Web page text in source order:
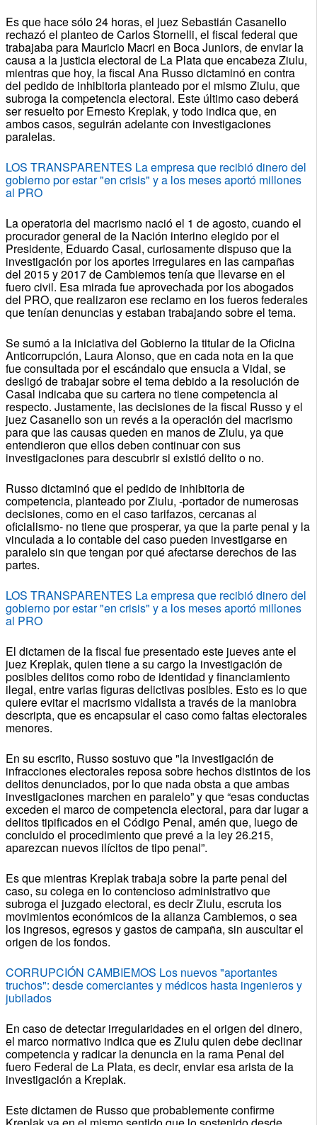
Es que hace sólo 24 horas, el juez Sebastián Casanello
rechazó el planteo de Carlos Stornelli, el fiscal federal que
trabajaba para Mauricio Macri en Boca Juniors, de enviar la
causa a la justicia electoral de La Plata que encabeza Ziulu,
mientras que hoy, la fiscal Ana Russo dictaminó en contra
del pedido de inhibitoria planteado por el mismo Ziulu, que
subroga la competencia electoral. Este último caso deberá
ser resuelto por Ernesto Kreplak, y todo indica que, en
ambos casos, seguirán adelante con investigaciones
paralelas.
LOS TRANSPARENTES La empresa que recibió dinero del
gobierno por estar "en crisis" y a los meses aportó millones
al PRO
La operatoria del macrismo nació el 1 de agosto, cuando el
procurador general de la Nación interino elegido por el
Presidente, Eduardo Casal, curiosamente dispuso que la
investigación por los aportes irregulares en las campañas
del 2015 y 2017 de Cambiemos tenía que llevarse en el
fuero civil. Esa mirada fue aprovechada por los abogados
del PRO, que realizaron ese reclamo en los fueros federales
que tenían denuncias y estaban trabajando sobre el tema.
Se sumó a la iniciativa del Gobierno la titular de la Oficina
Anticorrupción, Laura Alonso, que en cada nota en la que
fue consultada por el escándalo que ensucia a Vidal, se
desligó de trabajar sobre el tema debido a la resolución de
Casal indicaba que su cartera no tiene competencia al
respecto. Justamente, las decisiones de la fiscal Russo y el
juez Casanello son un revés a la operación del macrismo
para que las causas queden en manos de Ziulu, ya que
entendieron que ellos deben continuar con sus
investigaciones para descubrir si existió delito o no.
Russo dictaminó que el pedido de inhibitoria de
competencia, planteado por Ziulu, -portador de numerosas
decisiones, como en el caso tarifazos, cercanas al
oficialismo- no tiene que prosperar, ya que la parte penal y la
vinculada a lo contable del caso pueden investigarse en
paralelo sin que tengan por qué afectarse derechos de las
partes.
LOS TRANSPARENTES La empresa que recibió dinero del
gobierno por estar "en crisis" y a los meses aportó millones
al PRO
El dictamen de la fiscal fue presentado este jueves ante el
juez Kreplak, quien tiene a su cargo la investigación de
posibles delitos como robo de identidad y financiamiento
ilegal, entre varias figuras delictivas posibles. Esto es lo que
quiere evitar el macrismo vidalista a través de la maniobra
descripta, que es encapsular el caso como faltas electorales
menores.
En su escrito, Russo sostuvo que "la investigación de
infracciones electorales reposa sobre hechos distintos de los
delitos denunciados, por lo que nada obsta a que ambas
investigaciones marchen en paralelo” y que “esas conductas
exceden el marco de competencia electoral, para dar lugar a
delitos tipificados en el Código Penal, amén que, luego de
concluido el procedimiento que prevé a la ley 26.215,
aparezcan nuevos ilícitos de tipo penal”.
Es que mientras Kreplak trabaja sobre la parte penal del
caso, su colega en lo contencioso administrativo que
subroga el juzgado electoral, es decir Ziulu, escruta los
movimientos económicos de la alianza Cambiemos, o sea
los ingresos, egresos y gastos de campaña, sin auscultar el
origen de los fondos.
CORRUPCIÓN CAMBIEMOS Los nuevos "aportantes
truchos": desde comerciantes y médicos hasta ingenieros y
jubilados
En caso de detectar irregularidades en el origen del dinero,
el marco normativo indica que es Ziulu quien debe declinar
competencia y radicar la denuncia en la rama Penal del
fuero Federal de La Plata, es decir, enviar esa arista de la
investigación a Kreplak.
Este dictamen de Russo que probablemente confirme